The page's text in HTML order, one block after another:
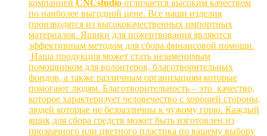
компанией CNCstudio отличается высоким качеством
по наиболее выгодной цене. Все наши изделия
производятся из высококачественных импортных
материалов. Ящики для пожертвования являются
эффективным методом для сбора финансовой помощи.
Наша продукция может стать незаменимым
помощником для волонтеров, благотворительных
фондов, а также различным организациям которые
помогают людям. Благотворительность – это качество,
которое характеризует человечество с хорошей стороны,
людей которые не безразличны к чужому горю. Каждый
ящик для сбора средств может быть изготовлен из
прозрачного или цветного пластика по вашему выбору